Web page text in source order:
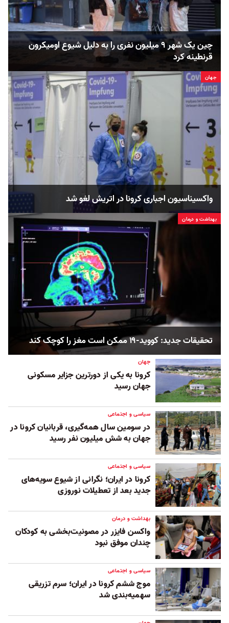
چین یک شهر ۹ میلیون نفری را به دلیل شیوع اومیکرون
قرنطینه کرد
جهان
واکسیناسیون اجباری کرونا در اتریش لغو شد
بهداشت و درمان
تحقیقات جدید: کووید-۱۹ ممکن است مغز را کوچک کند
جهان
کرونا به یکی از دورترین جزایر مسکونی
جهان رسید
سیاسی و اجتماعی
در سومین سال همه‌گیری، قربانیان کرونا در
جهان به شش میلیون نفر رسید
سیاسی و اجتماعی
کرونا در ایران؛ نگرانی از شیوع سویه‌های
جدید بعد از تعطیلات نوروزی
بهداشت و درمان
واکسن فايزر در مصونیت‌بخشی به کودکان
چندان موفق نبود
سیاسی و اجتماعی
موج ششم کرونا در ایران؛ سرم تزریقی
سهمیه‌بندی شد